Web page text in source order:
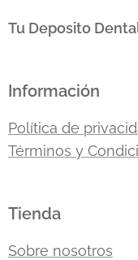
Tu Deposito
Información
Política de
Términos y
Tienda
Sobre nosotros